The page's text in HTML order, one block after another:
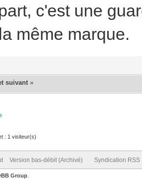
c'est une
même marque.
suivant »
: 1 visiteur(s)
Version bas-débit (Archivé) Syndication RSS
Group